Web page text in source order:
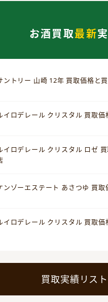
お酒買取最新
ントリー 山崎 12年 買取価格と
イロデレール クリスタル 買取
イロデレール クリスタル ロゼ
ンゾーエステート あさつゆ 買
イロデレール クリスタル 買取
買取実績リスト